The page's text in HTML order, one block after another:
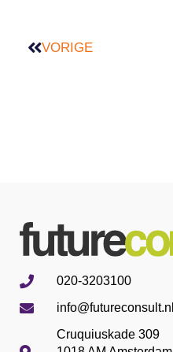
VORIGE
020-3203100
info@futureconsult.nl
Cruquiuskade 309